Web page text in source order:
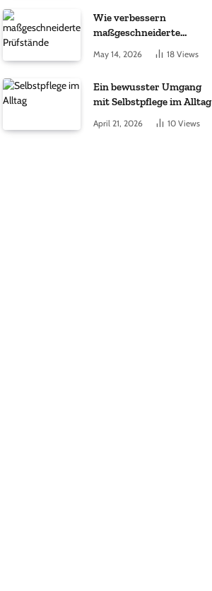
Wie verbessern
maßgeschneiderte
Prüfstände die
Entwicklung elektrischer
May 14, 2026 18 Views
Ein bewusster Umgang
mit Selbstpflege im Alltag
April 21, 2026 10 Views